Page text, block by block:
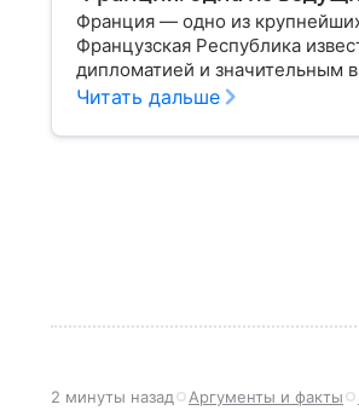
Франция — одно из
Французская Республика
дипломатией и значительным
о ней.
Читать дальше
2 минуты назад Аргументы и факты